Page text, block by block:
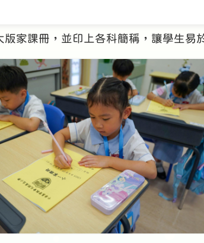
版家課冊，並印上各科簡稱，讓學生易